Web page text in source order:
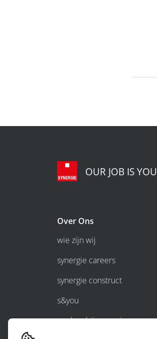
OUR JOB IS
Over Ons
wie zijn wij
synergie careers
synergie construct
s&you
werken bij synergie